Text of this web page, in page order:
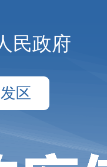
民政府
区